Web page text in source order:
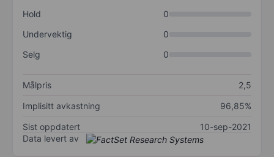
Hold
0
Undervektig
0
Selg
0
Målpris
2,5
Implisitt avkastning
96,85%
Sist oppdatert
10-sep-2021
Data levert av